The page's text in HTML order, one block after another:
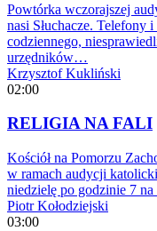
Powtórka wczorajszej
nasi Słuchacze. Telefony
codziennego,
urzędników…
Krzysztof Kukliński
02:00
RELIGIA NA FALI
Kościół na Pomorzu
w ramach audycji
niedzielę po godzinie 7
Piotr Kołodziejski
03:00